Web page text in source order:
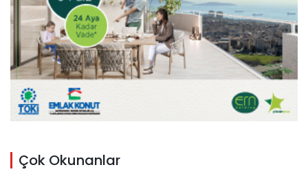
Çok Okunanlar